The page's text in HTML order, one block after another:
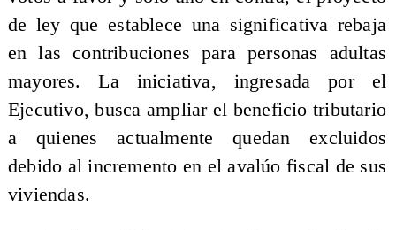
de ley que establece una significativa rebaja
en las contribuciones para personas adultas
mayores. La iniciativa, ingresada por el
Ejecutivo, busca ampliar el beneficio tributario
a quienes actualmente quedan excluidos
debido al incremento en el avalúo fiscal de sus
viviendas.